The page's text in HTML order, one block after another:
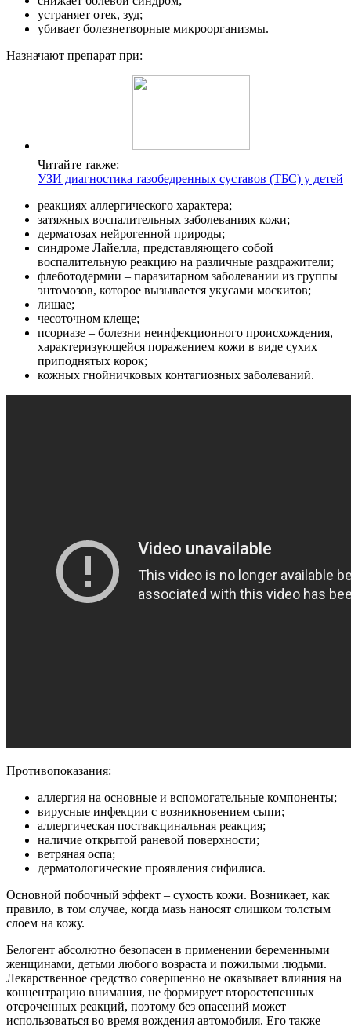
устраняет отек, зуд;
убивает болезнетворные микроорганизмы.
Назначают препарат при:
Читайте также:
УЗИ диагностика тазобедренных суставов (ТБС) у детей
реакциях аллергического характера;
затяжных воспалительных заболеваниях кожи;
дерматозах нейрогенной природы;
синдроме Лайелла, представляющего собой
воспалительную реакцию на различные раздражители;
флеботодермии – паразитарном заболевании из группы
энтомозов, которое вызывается укусами москитов;
лишае;
чесоточном клеще;
псориазе – болезни неинфекционного происхождения,
характеризующейся поражением кожи в виде сухих
приподнятых корок;
кожных гнойничковых контагиозных заболеваний.
Противопоказания:
аллергия на основные и вспомогательные компоненты;
вирусные инфекции с возникновением сыпи;
аллергическая поствакцинальная реакция;
наличие открытой раневой поверхности;
ветряная оспа;
дерматологические проявления сифилиса.
Основной побочный эффект – сухость кожи. Возникает, как
правило, в том случае, когда мазь наносят слишком толстым
слоем на кожу.
Белогент абсолютно безопасен в применении беременными
женщинами, детьми любого возраста и пожилыми людьми.
Лекарственное средство совершенно не оказывает влияния на
концентрацию внимания, не формирует второстепенных
отсроченных реакций, поэтому без опасений может
использоваться во время вождения автомобиля. Его также